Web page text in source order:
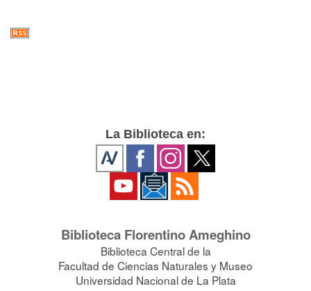
La Biblioteca en:
Biblioteca Florentino Ameghino
Biblioteca Central de la
Facultad de Ciencias Naturales y Museo
Universidad Nacional de La Plata